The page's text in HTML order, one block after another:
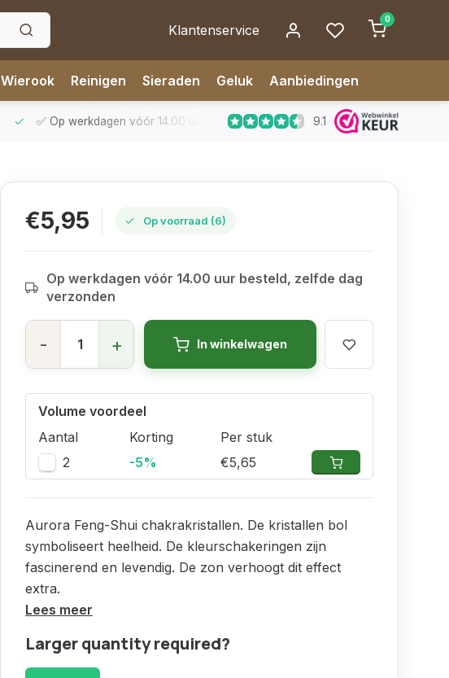
Klantenservice
0
Wierook Reinigen Sieraden Geluk Aanbiedingen
✅ Op werkdagen vóór 14.00 uur besteld, zelfde dag verzonden
9.1
€5,95 Op voorraad (6)
Op werkdagen vóór 14.00 uur besteld, zelfde dag
verzonden
- + In winkelwagen
Volume voordeel
Aantal
Korting
Per stuk
2
-5% €5,65
Aurora Feng-Shui chakrakristallen. De kristallen bol
symboliseert heelheid. De kleurschakeringen zijn
fascinerend en levendig. De zon verhoogt dit effect
extra.
Lees meer
Larger quantity required?